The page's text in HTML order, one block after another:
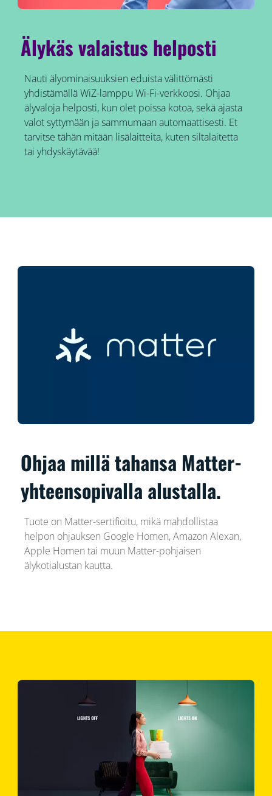
Älykäs valaistus helposti
Nauti älyominaisuuksien eduista välittömästi
yhdistämällä WiZ-lamppu Wi-Fi-verkkoosi. Ohjaa
älyvaloja helposti, kun olet poissa kotoa, sekä ajasta
valot syttymään ja sammumaan automaattisesti. Et
tarvitse tähän mitään lisälaitteita, kuten siltalaitetta
tai yhdyskäytävää!
Ohjaa millä tahansa Matter-
yhteensopivalla alustalla.
Tuote on Matter-sertifioitu, mikä mahdollistaa
helpon ohjauksen Google Homen, Amazon Alexan,
Apple Homen tai muun Matter-pohjaisen
älykotialustan kautta.